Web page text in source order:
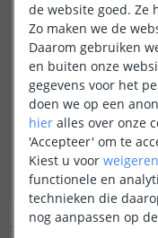
Led strip
19 mm -
( 8
OP VOORRAAD
IN
de website goed. Ze
Zo maken we de
Daarom gebruiken
en buiten onze
gegevens voor het
doen we op een
hier alles over onze
'Accepteer' om te
Kiest u voor weigeren
functionele en
technieken die
nog aanpassen op